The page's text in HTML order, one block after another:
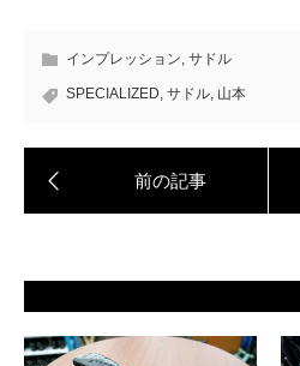
インプレッション, サドル
SPECIALIZED, サドル, 山本